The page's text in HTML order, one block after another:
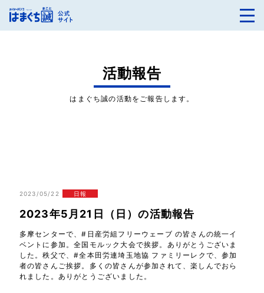
活動報告
はまぐち誠の活動をご報告します。
2023/05/22 日報
2023年5月21日（日）の活動報告
多摩センターで、#日産労組フリーウェーブ の皆さんの統一イ
ベントに参加。全国モルック大会で挨拶。ありがとうございま
した。秩父で、#全本田労連埼玉地協 ファミリーレクで、参加
者の皆さんご挨拶。多くの皆さんが参加されて、楽しんでおら
れました。ありがとうございました。